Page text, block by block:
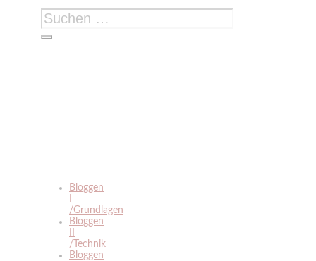
Suchen
nach:
Bloggen
/Grundlagen
Bloggen
/Technik
Bloggen